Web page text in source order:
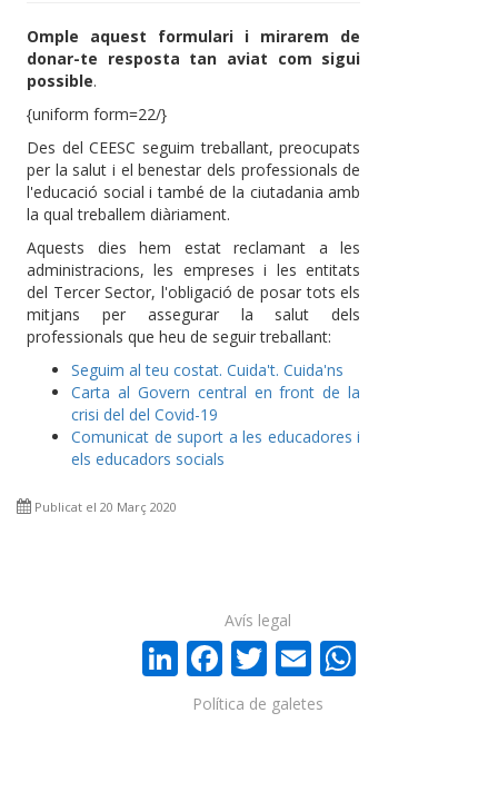
Omple aquest formulari i mirarem de
donar-te resposta tan aviat com sigui
possible.
{uniform form=22/}
Des del CEESC seguim treballant, preocupats
per la salut i el benestar dels professionals de
l'educació social i també de la ciutadania amb
la qual treballem diàriament.
Aquests dies hem estat reclamant a les
administracions, les empreses i les entitats
del Tercer Sector, l'obligació de posar tots els
mitjans per assegurar la salut dels
professionals que heu de seguir treballant:
Seguim al teu costat. Cuida't. Cuida'ns
Carta al Govern central en front de la
crisi del del Covid-19
Comunicat de suport a les educadores i
els educadors socials
Publicat el 20 Març 2020
LinkedIn
Facebook
Twitter
Email
Política de galetes
Avís legal